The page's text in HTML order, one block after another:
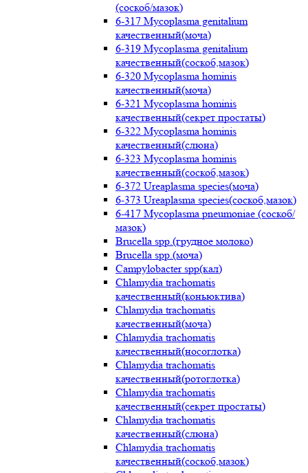
(соскоб/мазок)
6-317 Mycoplasma genitalium
качественный(моча)
6-319 Mycoplasma genitalium
качественный(соскоб,мазок)
6-320 Mycoplasma hominis
качественный(моча)
6-321 Mycoplasma hominis
качественный(секрет простаты)
6-322 Mycoplasma hominis
качественный(слюна)
6-323 Mycoplasma hominis
качественный(соскоб,мазок)
6-372 Ureaplasma species(моча)
6-373 Ureaplasma species(соскоб,мазок)
6-417 Mycoplasma pneumoniae (соскоб/
мазок)
Brucella spp.(грудное молоко)
Brucella spp.(моча)
Campylobacter spp(кал)
Chlamydia trachomatis
качественный(коньюктива)
Chlamydia trachomatis
качественный(моча)
Chlamydia trachomatis
качественный(носоглотка)
Chlamydia trachomatis
качественный(ротоглотка)
Chlamydia trachomatis
качественный(секрет простаты)
Chlamydia trachomatis
качественный(слюна)
Chlamydia trachomatis
качественный(соскоб,мазок)